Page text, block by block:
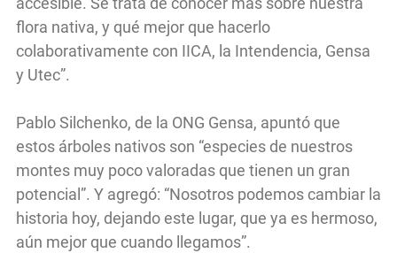
flora nativa, y qué mejor que hacerlo
colaborativamente con IICA, la Intendencia, Gensa
y Utec”.
Pablo Silchenko, de la ONG Gensa, apuntó que
estos árboles nativos son “especies de nuestros
montes muy poco valoradas que tienen un gran
potencial”. Y agregó: “Nosotros podemos cambiar la
historia hoy, dejando este lugar, que ya es hermoso,
aún mejor que cuando llegamos”.